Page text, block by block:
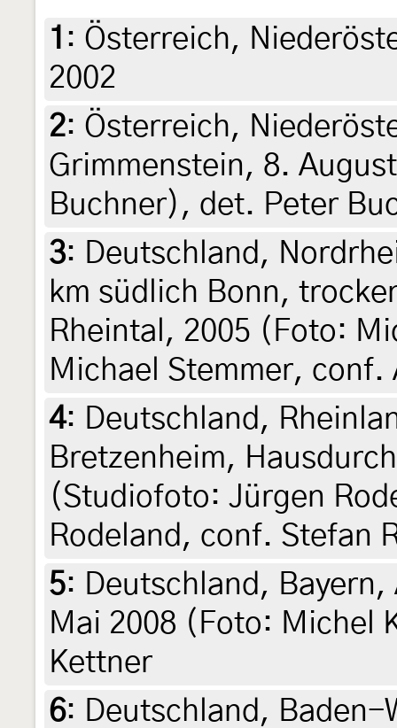
1 : Österreich,
2002
2: Österreich,
Grimmenstein, 8.
Buchner), det. Peter
3: Deutschland,
km südlich Bonn,
Rheintal, 2005 (Foto:
Michael Stemmer, conf.
4: Deutschland,
Bretzenheim,
(Studiofoto: Jürgen
Rodeland, conf. Stefan
5: Deutschland,
Mai 2008 (Foto: Michel
Kettner
6: Deutschland,